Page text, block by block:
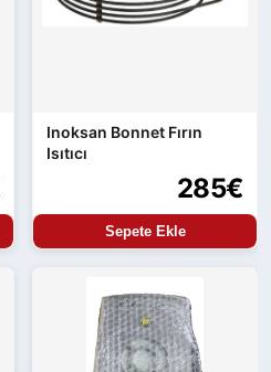
Inoksan Bonnet Fırın
Isıtıcı
285€
Sepete Ekle